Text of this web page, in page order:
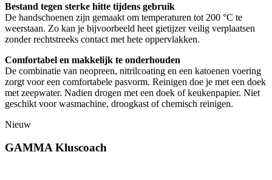
Bestand tegen sterke hitte tijdens gebruik
De handschoenen zijn gemaakt om temperaturen tot 200 °C te
weerstaan. Zo kan je bijvoorbeeld heet gietijzer veilig verplaatsen
zonder rechtstreeks contact met hete oppervlakken.
Comfortabel en makkelijk te onderhouden
De combinatie van neopreen, nitrilcoating en een katoenen voering
zorgt voor een comfortabele pasvorm. Reinigen doe je met een doek
met zeepwater. Nadien drogen met een doek of keukenpapier. Niet
geschikt voor wasmachine, droogkast of chemisch reinigen.
Nieuw
GAMMA Kluscoach